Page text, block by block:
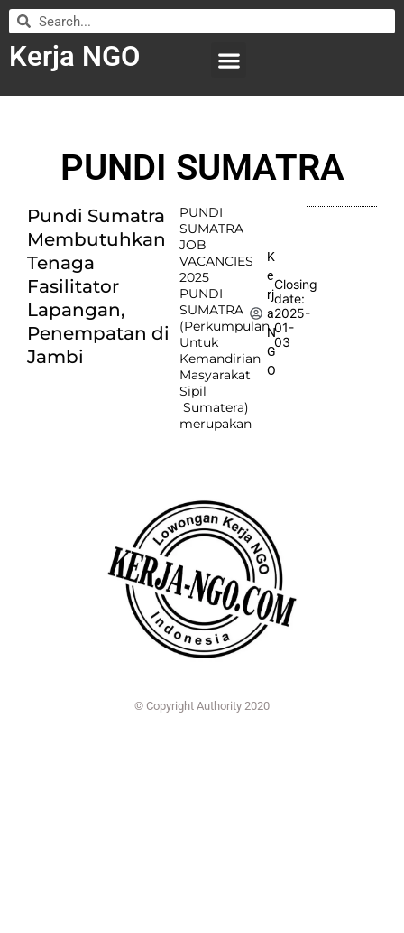
Kerja NGO
PUNDI SUMATRA
Pundi Sumatra
Membutuhkan
Tenaga
Fasilitator
Lapangan,
Penempatan di
Jambi
PUNDI
SUMATRA
JOB
VACANCIES
2025
PUNDI
SUMATRA
(Perkumpulan
Untuk
Kemandirian
Masyarakat
Sipil
Sumatera)
merupakan
K
e
rj
a
N
G
O
Closing
date:
2025-
01-
03
© Copyright Authority 2020